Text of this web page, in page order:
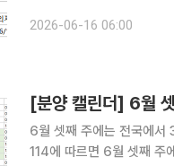
럴힐즈’, 전북 익산시 ‘익산
2026-06-16 06:00
[분양 캘린더] 6월
6월 셋째 주에는 전국에서 3606가구가 분양
114에 따르면 6월 셋째 주